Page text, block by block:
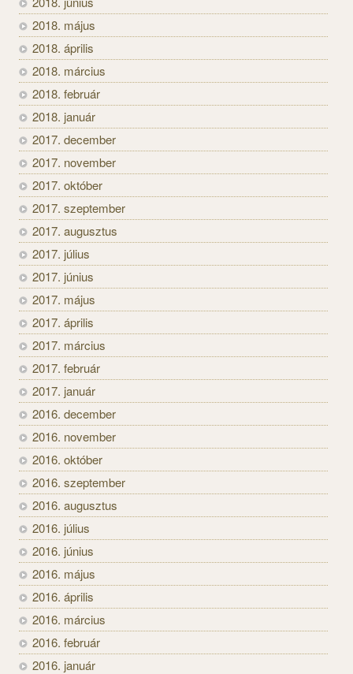
2018. május
2018. április
2018. március
2018. február
2018. január
2017. december
2017. november
2017. október
2017. szeptember
2017. augusztus
2017. július
2017. június
2017. május
2017. április
2017. március
2017. február
2017. január
2016. december
2016. november
2016. október
2016. szeptember
2016. augusztus
2016. július
2016. június
2016. május
2016. április
2016. március
2016. február
2016. január